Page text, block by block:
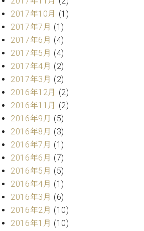
調
律
師
紹
調
律
料
金
表
お
い
合
わ
せ
尾山調律師のブ
ログ Die
Musikgasse（音
楽の小道）
2017年10月 (1)
2017年7月 (1)
2017年6月 (4)
2017年5月 (4)
2017年4月 (2)
2017年3月 (2)
2016年12月 (2)
2016年11月 (2)
2016年9月 (5)
2016年8月 (3)
2016年7月 (1)
2016年6月 (7)
2016年5月 (5)
2016年4月 (1)
2016年3月 (6)
2016年2月 (10)
2016年1月 (10)